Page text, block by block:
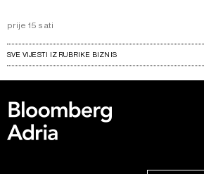
prije 15 sati
SVE VIJESTI IZ RUBRIKE BIZNIS